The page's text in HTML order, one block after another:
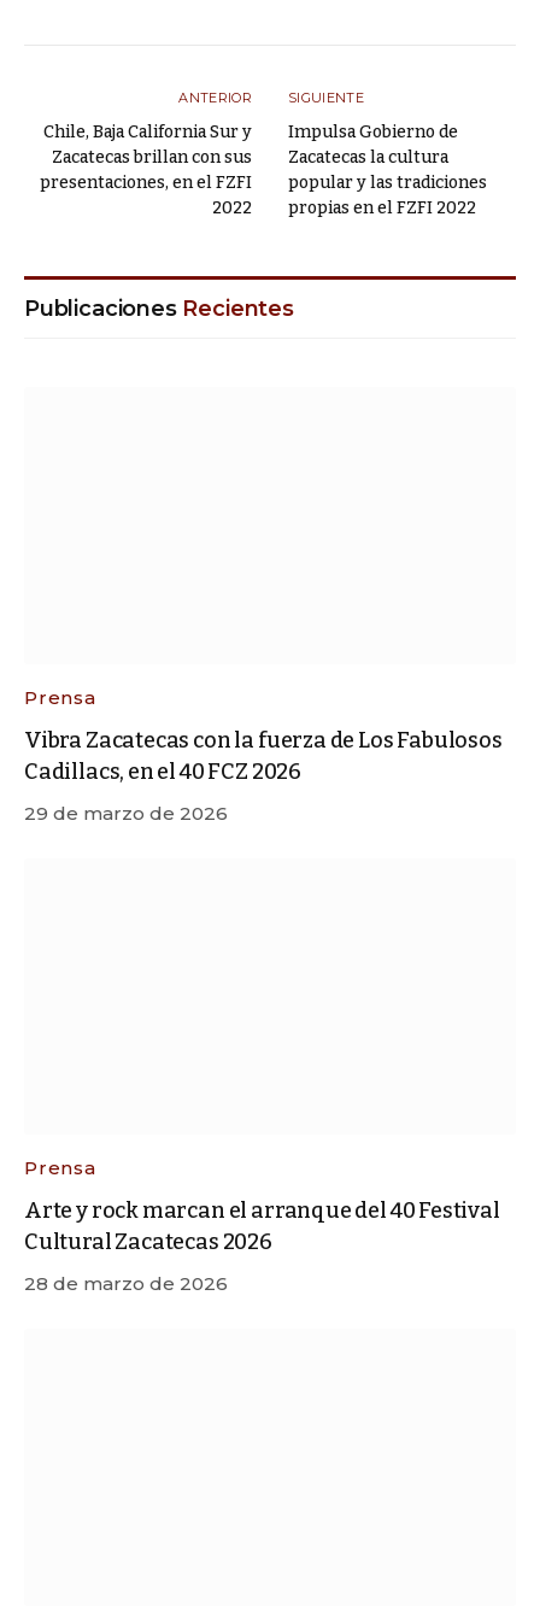
ANTERIOR
Chile, Baja California Sur y
Zacatecas brillan con sus
presentaciones, en el FZFI
2022
SIGUIENTE
Impulsa Gobierno de
Zacatecas la cultura
popular y las tradiciones
propias en el FZFI 2022
Publicaciones Recientes
Prensa
Vibra Zacatecas con la fuerza de Los Fabulosos
Cadillacs, en el 40 FCZ 2026
29 de marzo de 2026
Prensa
Arte y rock marcan el arranque del 40 Festival
Cultural Zacatecas 2026
28 de marzo de 2026